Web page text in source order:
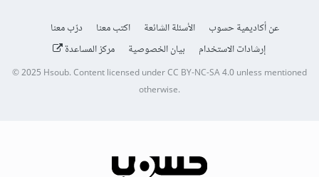
عن أكاديمية حسوب الأسئلة الشائعة اكتب معنا
درّب معنا
إرشادات الاستخدام
بيان الخصوصية مركز المساعدة
© 2025 Hsoub.Content licensed underCC BY-NC-SA 4.0unless mentioned
otherwise.